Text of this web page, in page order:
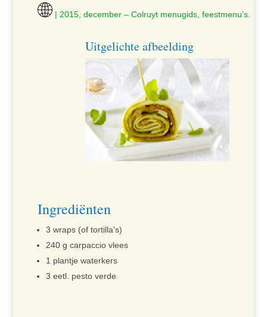
| 2015, december – Colruyt menugids, feestmenu’s.
Uitgelichte afbeelding
Ingrediënten
3 wraps (of tortilla’s)
240 g carpaccio vlees
1 plantje waterkers
3 eetl. pesto verde